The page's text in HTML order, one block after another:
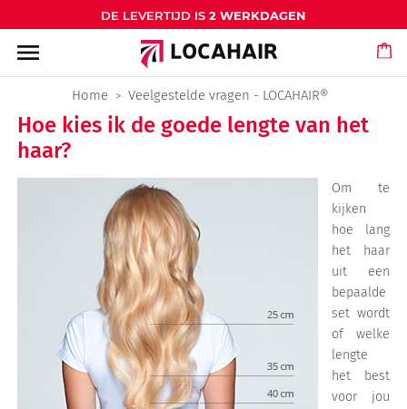
DE LEVERTIJD IS 2 WERKDAGEN
menu
Home Veelgestelde vragen - LOCAHAIR®
Hoe kies ik de goede lengte van het
haar?
Om te
kijken
hoe lang
het haar
uit een
bepaalde
set wordt
of welke
lengte
het best
voor jou